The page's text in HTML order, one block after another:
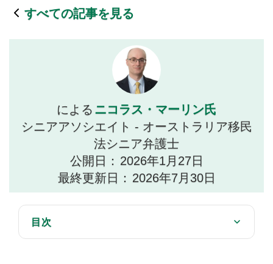
すべての記事を見る
による ニコラス・マーリン氏
シニアアソシエイト - オーストラリア移民
法シニア弁護士
公開日： 2026年1月27日
最終更新日： 2026年7月30日
目次